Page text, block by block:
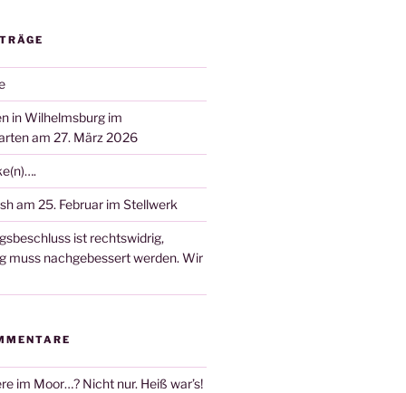
in Wilhelmsburg im
am 27. März 2026
am 25. Februar im Stellwerk
ist rechtswidrig,
muss nachgebessert werden. Wir
im Moor…? Nicht nur. Heiß war’s!